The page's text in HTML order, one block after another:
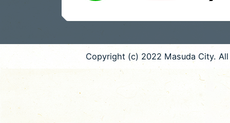
Copyright (c) 2022 Masuda City.